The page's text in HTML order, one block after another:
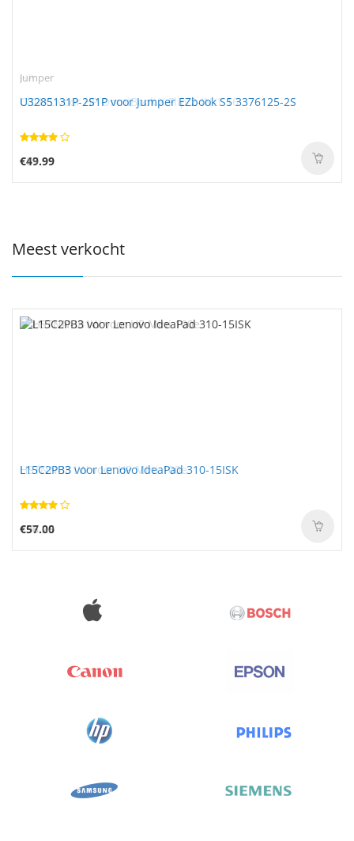
Jumper
U3285131P-2S1P voor Jumper EZbook S5 3376125-2S
€49.99
Meest verkocht
L15C2PB3 voor Lenovo IdeaPad 310-15ISK
€57.00